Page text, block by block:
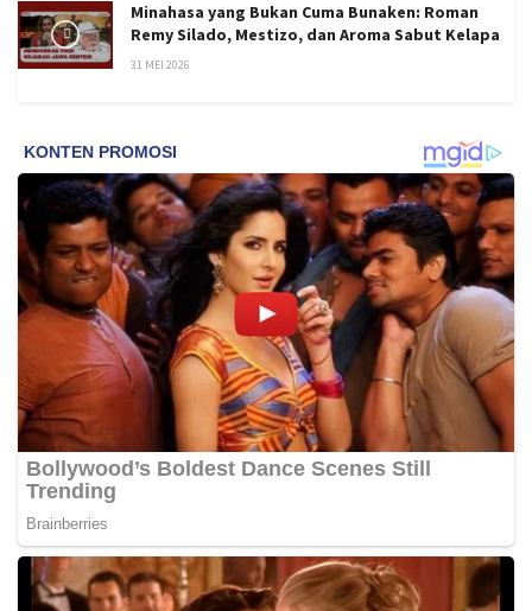
Minahasa yang Bukan Cuma Bunaken: Roman
Remy Silado, Mestizo, dan Aroma Sabut Kelapa
31 MEI 2026